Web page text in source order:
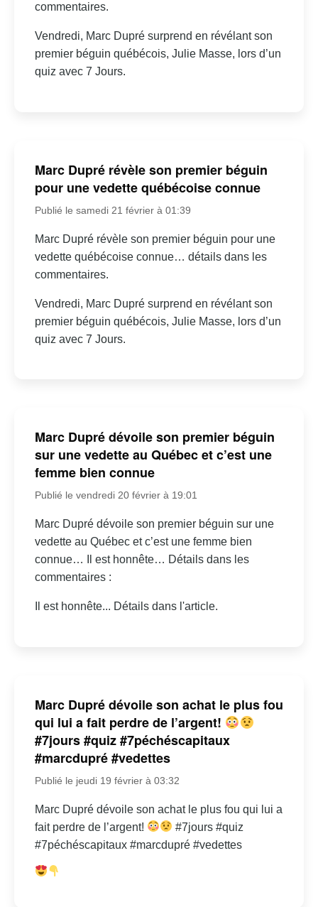
commentaires.
Vendredi, Marc Dupré surprend en révélant son
premier béguin québécois, Julie Masse, lors d’un
quiz avec 7 Jours.
Marc Dupré révèle son premier béguin
pour une vedette québécoise connue
Publié le samedi 21 février à 01:39
Marc Dupré révèle son premier béguin pour une
vedette québécoise connue… détails dans les
commentaires.
Vendredi, Marc Dupré surprend en révélant son
premier béguin québécois, Julie Masse, lors d’un
quiz avec 7 Jours.
Marc Dupré dévoile son premier béguin
sur une vedette au Québec et c’est une
femme bien connue
Publié le vendredi 20 février à 19:01
Marc Dupré dévoile son premier béguin sur une
vedette au Québec et c’est une femme bien
connue… Il est honnête… Détails dans les
commentaires :
Il est honnête... Détails dans l'article.
Marc Dupré dévoile son achat le plus fou
qui lui a fait perdre de l’argent!
#7jours #quiz #7péchéscapitaux
#marcdupré #vedettes
Publié le jeudi 19 février à 03:32
Marc Dupré dévoile son achat le plus fou qui lui a
fait perdre de l’argent!
#7jours #quiz
#7péchéscapitaux #marcdupré #vedettes